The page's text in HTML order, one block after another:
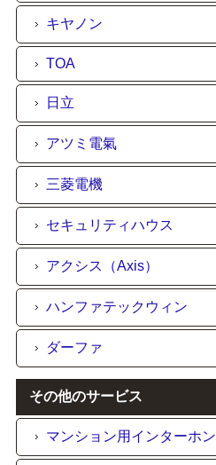
キヤノン
TOA
日立
アツミ電氣
三菱電機
セキュリティハウス
アクシス（Axis）
ハンファテックウィン
ダーファ
その他のサービス
マンション用インターホン